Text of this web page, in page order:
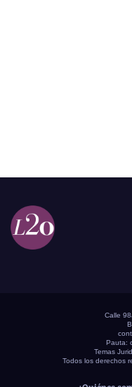
Calle
Pauta:
Temas
Todos los derechos